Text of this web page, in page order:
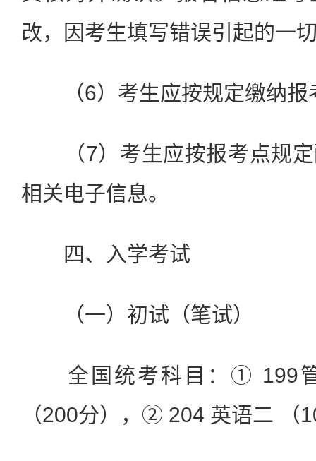
改，因考生填写错误引起的一
（6）考生应按规定缴纳报
（7）考生应按报考点规定
相关电子信息。
四、入学考试
（一）初试（笔试）
全国统考科目：① 199管
（200分），② 204 英语二 （